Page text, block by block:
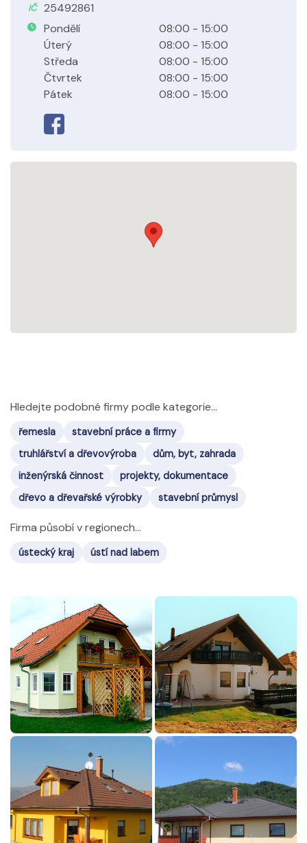
IČ
25492861
Pondělí
08:00 - 15:00
Úterý
08:00 - 15:00
Středa
08:00 - 15:00
Čtvrtek
08:00 - 15:00
Pátek
08:00 - 15:00
Hledejte podobné firmy podle kategorie...
řemesla
stavební práce a firmy
truhlářství a dřevovýroba
dům, byt, zahrada
inženýrská činnost
projekty, dokumentace
dřevo a dřevařské výrobky
stavební průmysl
Firma působí v regionech...
ústecký kraj ústí nad labem